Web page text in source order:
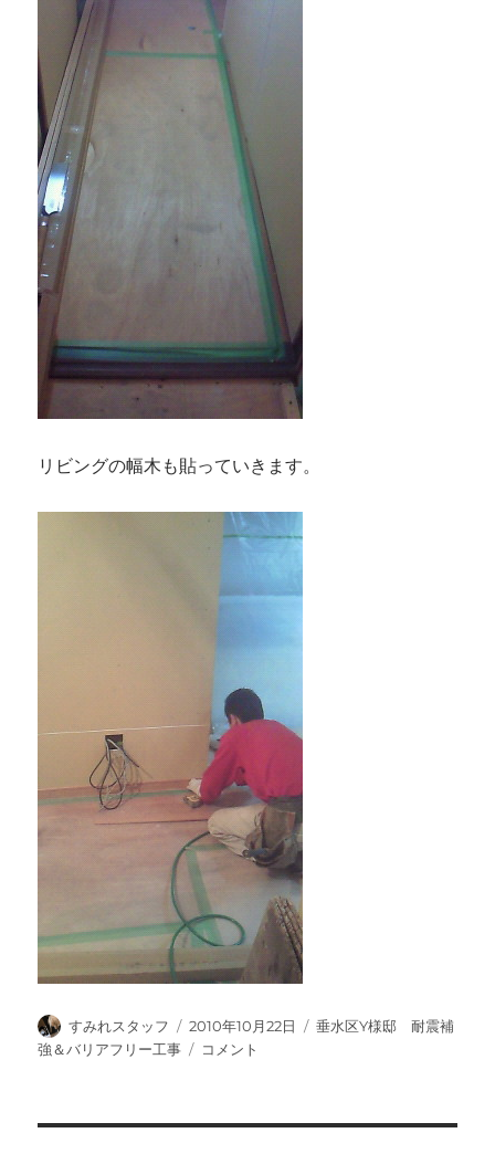
リビングの幅木も貼っていきます。
投
稿
すみれスタッフ
投
稿
2010年10月22日
カ
垂水区Y様邸 耐震補
強＆バリアフリー工事
廊
コメント